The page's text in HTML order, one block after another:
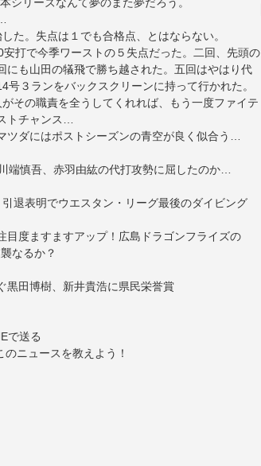
た。失点は１でも合格点、とはならない。
打で今季ワーストの５失点だった。二回、先頭の
も山田の犠飛で勝ち越された。五回はやはり代
３ランをバックスクリーンに持って行かれた。
その職責を全うしてくれれば、もう一度ファイテ
トチャンス…
ダにはポストシーズンの青空が良く似合う…
端慎吾、赤羽由紘の代打攻勢に屈したのか…
退表明でウエスタン・リーグ最後のダイビング
度ますますアップ！広島ドラゴンフライズの
なるか？
黒田博樹、新井貴浩に県民栄誉賞
ニュースを教えよう！